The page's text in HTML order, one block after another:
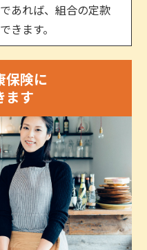
あれば、組合の定款
きます。
保険に
ます